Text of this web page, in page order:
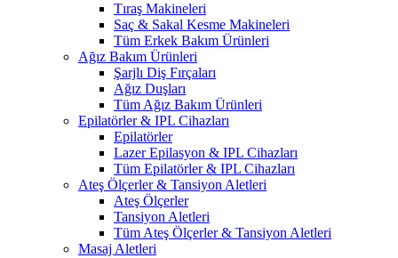
Tıraş Makineleri
Saç & Sakal Kesme Makineleri
Tüm Erkek Bakım Ürünleri
Ağız Bakım Ürünleri
Şarjlı Diş Fırçaları
Ağız Duşları
Tüm Ağız Bakım Ürünleri
Epilatörler & IPL Cihazları
Epilatörler
Lazer Epilasyon & IPL Cihazları
Tüm Epilatörler & IPL Cihazları
Ateş Ölçerler & Tansiyon Aletleri
Ateş Ölçerler
Tansiyon Aletleri
Tüm Ateş Ölçerler & Tansiyon Aletleri
Masaj Aletleri